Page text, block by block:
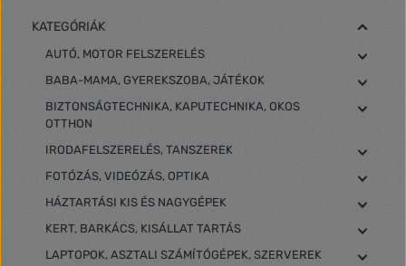
KATEGÓRIÁK
AUTÓ, MOTOR FELSZERELÉS
BABA-MAMA, GYEREKSZOBA, JÁTÉKOK
BIZTONSÁGTECHNIKA, KAPUTECHNIKA, OKOS
OTTHON
IRODAFELSZERELÉS, TANSZEREK
FOTÓZÁS, VIDEÓZÁS, OPTIKA
HÁZTARTÁSI KIS ÉS NAGYGÉPEK
KERT, BARKÁCS, KISÁLLAT TARTÁS
LAPTOPOK, ASZTALI SZÁMÍTÓGÉPEK, SZERVEREK